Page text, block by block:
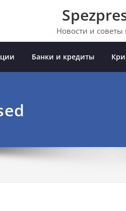
Новости и советы
Банки и кредиты